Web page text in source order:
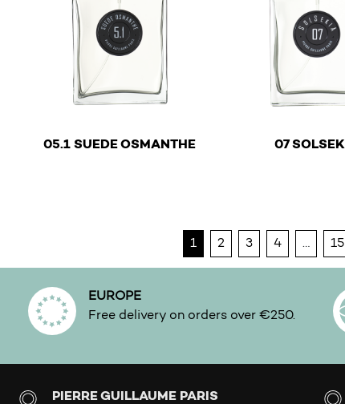
05.1 SUEDE OSMANTHE 07
1 2 3 4 … 15
EUROPE
Free delivery on orders over €250.
PIERRE GUILLAUME PARIS